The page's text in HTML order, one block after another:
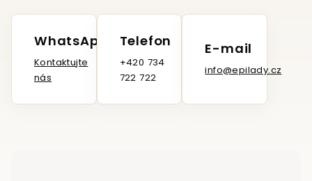
WhatsApp
Kontaktujte
nás
Telefon
+420 734
722 722
E-mail
info@epilady.cz